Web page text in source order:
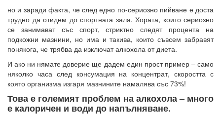
но и заради факта, че след едно по-сериозно пийване е доста
трудно да отидем до спортната зала. Хората, които сериозно
се занимават със спорт, стриктно следят процента на
подкожни мазнини, но има и такива, които съвсем забравят
понякога, че трябва да изключат алкохола от диета.
И ако ни нямате доверие ще дадем един прост пример – само
няколко часа след консумация на концентрат, скоростта с
която организма изгаря мазнините намалява със 73%!
Това е големият проблем на алкохола – много
е калоричен и води до напълняване.